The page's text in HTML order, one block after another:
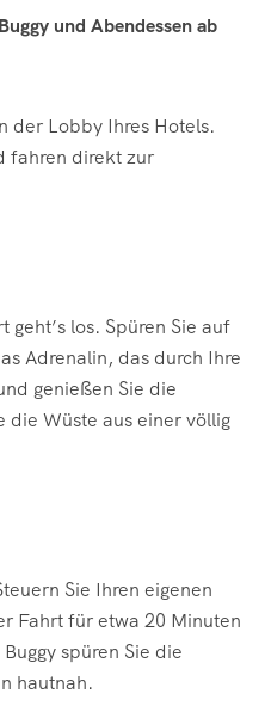
und Abendessen ab
der Lobby Ihres Hotels.
fahren direkt zur
los. Spüren Sie auf
Adrenalin, das durch Ihre
genießen Sie die
die Wüste aus einer völlig
Sie Ihren eigenen
Fahrt für etwa 20 Minuten
spüren Sie die
hautnah.